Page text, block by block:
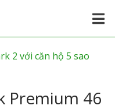
2 với căn hộ 5 sao
Premium 46